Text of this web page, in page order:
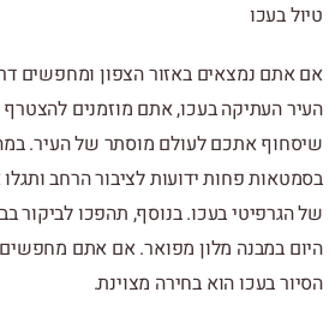
טיול בעכו
אם אתם נמצאים באזור הצפון ומחפשים
העיר העתיקה בעכו, אתם מוזמנים
שיסחוף אתכם לעולם מוסתר של העיר.
בסמטאות פחות ידועות לציבור הרחב
של הגרפיטי בעכו. בנוסף, תהפכו לביקור
היום במבנה מלון מפואר. אם אתם מחפשים
הסיור בעכו הוא בחירה מצוינת.